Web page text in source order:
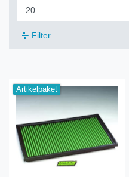
Filter
Artikelpaket